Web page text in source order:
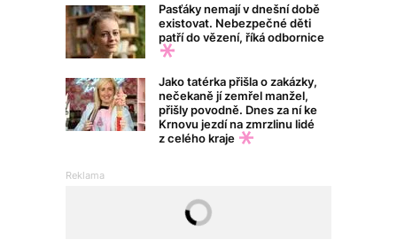
Pasťáky nemají v dnešní době
existovat. Nebezpečné děti
patří do vězení, říká odbornice
Jako tatérka přišla o zakázky,
nečekaně jí zemřel manžel,
přišly povodně. Dnes za ní ke
Krnovu jezdí na zmrzlinu lidé
z celého kraje